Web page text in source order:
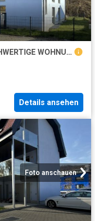
IN: BÖCKTEN: MODERNE, HOCHWERTIGE WOHNUNG MIT GROSSER TERRASSE IN BÖCKTEN Kopie
Details ansehen
Foto anschauen